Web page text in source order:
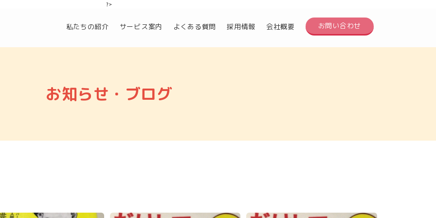
?>
私たちの紹介 サービス案内 よくある質問 採用情報 会社概要 お問い合わせ
お知らせ・ブログ